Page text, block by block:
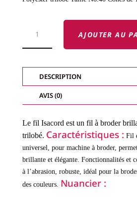
-
BRILLANTS-
AJOUTER AU
DESCRIPTION
AVIS (0)
Le fil Isacord est un fil à broder
trilobé. Caractéristiques : Fil
universel, pour machine à broder,
brillante et élégante. Fonctionnalités et
à l’abrasion, robuste, idéal pour la
des couleurs. Nuancier :